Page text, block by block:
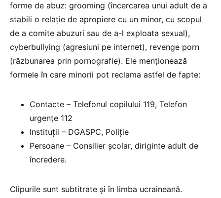
forme de abuz: grooming (încercarea unui adult de a
stabili o relație de apropiere cu un minor, cu scopul
de a comite abuzuri sau de a-l exploata sexual),
cyberbullying (agresiuni pe internet), revenge porn
(răzbunarea prin pornografie). Ele menționează
formele în care minorii pot reclama astfel de fapte:
Contacte – Telefonul copilului 119, Telefon
urgențe 112
Instituții – DGASPC, Poliție
Persoane – Consilier școlar, diriginte adult de
încredere.
Clipurile sunt subtitrate și în limba ucraineană.